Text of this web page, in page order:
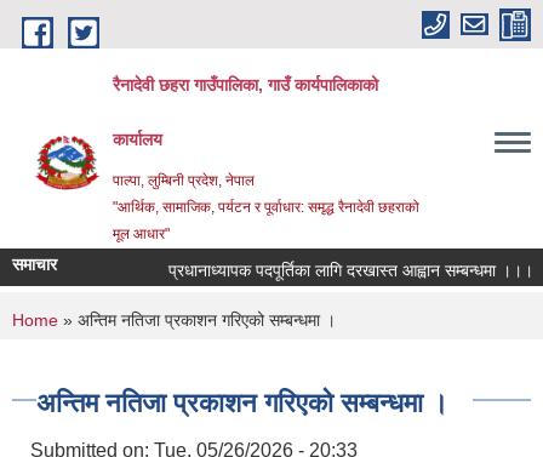
Skip to main content
रैनादेवी छहरा गाउँपालिका, गाउँ कार्यपालिकाको
कार्यालय
पाल्पा, लुम्बिनी प्रदेश, नेपाल
"आर्थिक, सामाजिक, पर्यटन र पूर्वाधार: समृद्ध रैनादेवी छहराको
मूल आधार"
समाचार प्रधानाध्यापक पदपूर्तिका लागि दरखास्त आह्वान सम्बन्धमा ।।।
You are here
Home » अन्तिम नतिजा प्रकाशन गरिएको सम्बन्धमा ।
अन्तिम नतिजा प्रकाशन गरिएको सम्बन्धमा ।
Submitted on: Tue, 05/26/2026 - 20:33